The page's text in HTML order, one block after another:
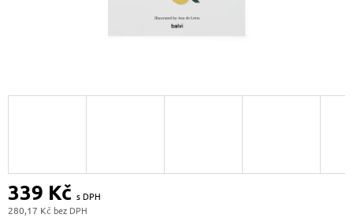
339 Kč
280,17 Kč